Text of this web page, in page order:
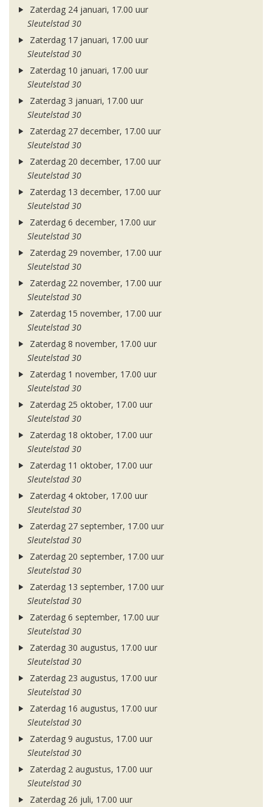
Zaterdag 24 januari, 17.00 uur
Sleutelstad 30
Zaterdag 17 januari, 17.00 uur
Sleutelstad 30
Zaterdag 10 januari, 17.00 uur
Sleutelstad 30
Zaterdag 3 januari, 17.00 uur
Sleutelstad 30
Zaterdag 27 december, 17.00 uur
Sleutelstad 30
Zaterdag 20 december, 17.00 uur
Sleutelstad 30
Zaterdag 13 december, 17.00 uur
Sleutelstad 30
Zaterdag 6 december, 17.00 uur
Sleutelstad 30
Zaterdag 29 november, 17.00 uur
Sleutelstad 30
Zaterdag 22 november, 17.00 uur
Sleutelstad 30
Zaterdag 15 november, 17.00 uur
Sleutelstad 30
Zaterdag 8 november, 17.00 uur
Sleutelstad 30
Zaterdag 1 november, 17.00 uur
Sleutelstad 30
Zaterdag 25 oktober, 17.00 uur
Sleutelstad 30
Zaterdag 18 oktober, 17.00 uur
Sleutelstad 30
Zaterdag 11 oktober, 17.00 uur
Sleutelstad 30
Zaterdag 4 oktober, 17.00 uur
Sleutelstad 30
Zaterdag 27 september, 17.00 uur
Sleutelstad 30
Zaterdag 20 september, 17.00 uur
Sleutelstad 30
Zaterdag 13 september, 17.00 uur
Sleutelstad 30
Zaterdag 6 september, 17.00 uur
Sleutelstad 30
Zaterdag 30 augustus, 17.00 uur
Sleutelstad 30
Zaterdag 23 augustus, 17.00 uur
Sleutelstad 30
Zaterdag 16 augustus, 17.00 uur
Sleutelstad 30
Zaterdag 9 augustus, 17.00 uur
Sleutelstad 30
Zaterdag 2 augustus, 17.00 uur
Sleutelstad 30
Zaterdag 26 juli, 17.00 uur